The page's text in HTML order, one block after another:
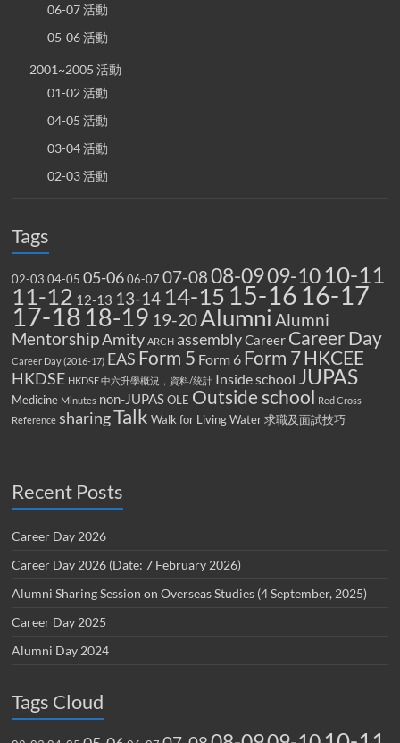
06-07 活動
05-06 活動
2001~2005 活動
01-02 活動
04-05 活動
03-04 活動
02-03 活動
Tags
02-03 04-05 05-06 06-07 07-0808-0909-10 10-11
11-12 12-13 13-14 14-15 15-16 16-17
17-18 18-19 19-20Alumni Alumni
MentorshipAmity ARCH assemblyCareer Career Day
Career Day (2016-17) EAS Form 5 Form 6 Form 7HKCEE
HKDSE HKDSE 中六升學概況，資料/統計 Inside school JUPAS
Medicine Minutes non-JUPAS OLE Outside school Red Cross
Reference sharingTalk Walk for Living Water 求職及面試技巧
Recent Posts
Career Day 2026
Career Day 2026 (Date: 7 February 2026)
Alumni Sharing Session on Overseas Studies (4 September, 2025)
Career Day 2025
Alumni Day 2024
Tags Cloud